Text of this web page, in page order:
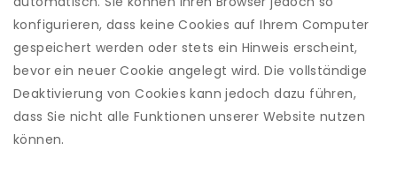
konfigurieren, dass keine Cookies auf Ihrem Computer
gespeichert werden oder stets ein Hinweis erscheint,
bevor ein neuer Cookie angelegt wird. Die vollständige
Deaktivierung von Cookies kann jedoch dazu führen,
dass Sie nicht alle Funktionen unserer Website nutzen
können.